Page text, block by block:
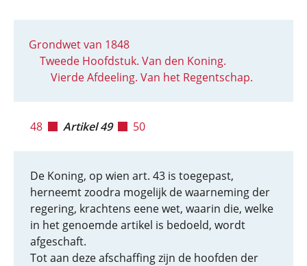
Grondwet van 1848
Tweede Hoofdstuk. Van den Koning.
Vierde Afdeeling. Van het Regentschap.
48 Artikel 49 50
De Koning, op wien art. 43 is toegepast,
herneemt zoodra mogelijk de waarneming der
regering, krachtens eene wet, waarin die, welke
in het genoemde artikel is bedoeld, wordt
afgeschaft.
Tot aan deze afschaffing zijn de hoofden der